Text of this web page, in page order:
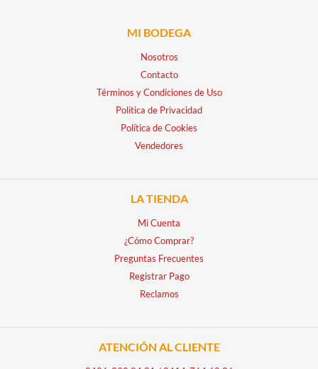
MI BODEGA
Nosotros
Contacto
Términos y Condiciones de Uso
Política de Privacidad
Política de Cookies
Vendedores
LA TIENDA
Mi Cuenta
¿Cómo Comprar?
Preguntas Frecuentes
Registrar Pago
Reclamos
ATENCIÓN AL CLIENTE